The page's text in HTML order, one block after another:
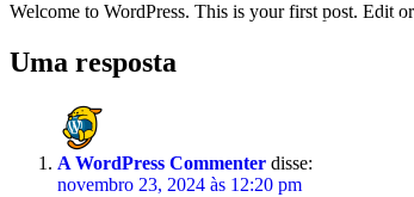
Sobre Nós
Welcome to WordPress. This is your first post. Edit
Uma resposta
A WordPress Commenter disse:
novembro 23, 2024 às 12:20 pm